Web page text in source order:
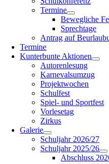
Termine
Bewegliche
Sprechtage
Antrag auf
Termine
Kunterbunte Aktionen
Autorenlesung
Karnevalsumzug
Projektwochen
Schulfest
Spiel- und Sportfest
Vorlesetag
Zirkus
Galerie
Schuljahr 2026/27
Schuljahr 2025/26
Abschluss